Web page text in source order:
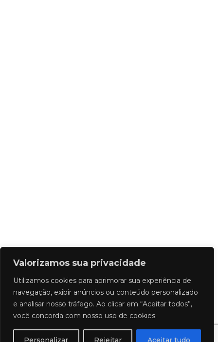
Valorizamos sua privacidade
Utilizamos cookies para aprimorar sua experiência de
navegação, exibir anúncios ou conteúdo personalizado
e analisar nosso tráfego. Ao clicar em “Aceitar todos”,
você concorda com nosso uso de cookies.
Personalizar Rejeitar Aceitar tudo